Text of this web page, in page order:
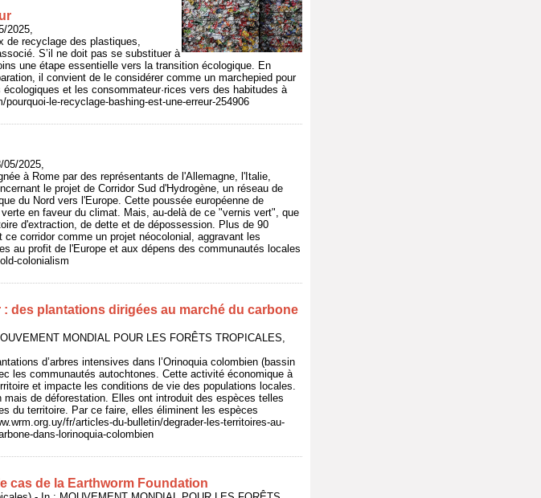
2025,
de recyclage des plastiques,
S’il ne doit pas se substituer à
une étape essentielle vers la transition écologique. En
il convient de le considérer comme un marchepied pour
et les consommateur·rices vers des habitudes à
le-recyclage-bashing-est-une-erreur-254906
05/2025,
à Rome par des représentants de l'Allemagne, l'Italie,
le projet de Corridor Sud d'Hydrogène, un réseau de
du Nord vers l'Europe. Cette poussée européenne de
en faveur du climat. Mais, au-delà de ce "vernis vert", que
d'extraction, de dette et de dépossession. Plus de 90
corridor comme un projet néocolonial, aggravant les
au profit de l'Europe et aux dépens des communautés locales
colonialism
des plantations dirigées au marché du carbone
MONDIAL POUR LES FORÊTS TROPICALES,
d’arbres intensives dans l’Orinoquia colombien (bassin
les communautés autochtones. Cette activité économique à
et impacte les conditions de vie des populations locales.
de déforestation. Elles ont introduit des espèces telles
du territoire. Par ce faire, elles éliminent les espèces
fr/articles-du-bulletin/degrader-les-territoires-au-
dans-lorinoquia-colombien
cas de la Earthworm Foundation